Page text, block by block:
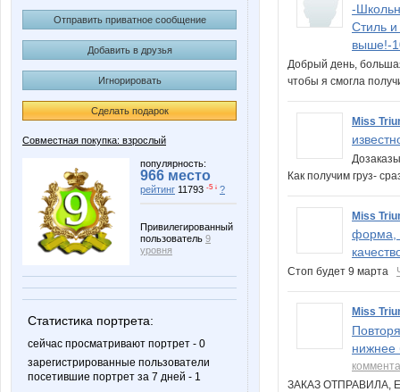
Отправить приватное сообщение
Добавить в друзья
Игнорировать
Сделать подарок
Совместная покупка: взрослый
популярность:
966 место
рейтинг 11793 -5 ↓ ?
Привилегированный
пользователь 9
уровня
Статистика портрета:
сейчас просматривают портрет - 0
зарегистрированные пользователи
посетившие портрет за 7 дней - 1
-
Стиль и
выше!-
Добрый день,
чтобы я смогла
Miss
Как получим груз-
Miss
форма,
Стоп будет 9 марта
Miss
нижнее
ЗАКАЗ ОТПРАВИЛА,